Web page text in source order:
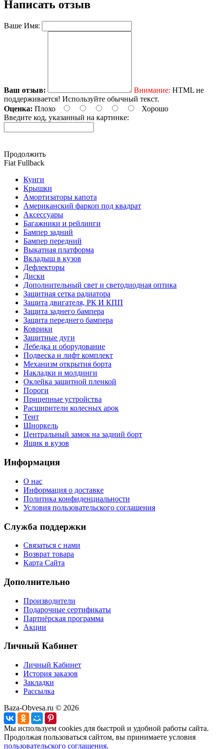
Написать отзыв
Ваше Имя:
Ваш отзыв: Внимание: HTML не
поддерживается! Используйте обычный текст.
Оценка: Плохо
Хорошо
Введите код, указанный на картинке:
Продолжить
Fiat Fullback
Кунги
Крышки
Амортизаторы капота
Американский фаркоп под квадрат
Аксессуары
Багажники и рейлинги
Бампер задний
Бампер передний
Выкатная платформа
Вкладыш в кузов
Дефлекторы
Диски
Дополнительный свет и светодиодная оптика
Защитная сетка радиатора
Защита двигателя, РК И КПП
Защита заднего бампера
Защита переднего бампера
Коврики
Защитные дуги
Лебедка и оборудование
Подвеска и лифт комплект
Механизм открытия борта
Накладки и молдинги
Оклейка защитной пленкой
Пороги
Прицепные устройства
Расширители колесных арок
Тент
Шноркель
Центральный замок на задний борт
Ящик в кузов
Информация
О нас
Информация о доставке
Политика конфиденциальности
Условия пользовательского соглашения
Служба поддержки
Связаться с нами
Возврат товара
Карта Сайта
Дополнительно
Производители
Подарочные сертификаты
Партнёрская программа
Акции
Личный Кабинет
Личный Кабинет
История заказов
Закладки
Рассылка
Baza-Obvesa.ru © 2026
Мы используем cookies для быстрой и удобной работы сайта.
Продолжая пользоваться сайтом, вы принимаете условия
пользовательского соглашения.